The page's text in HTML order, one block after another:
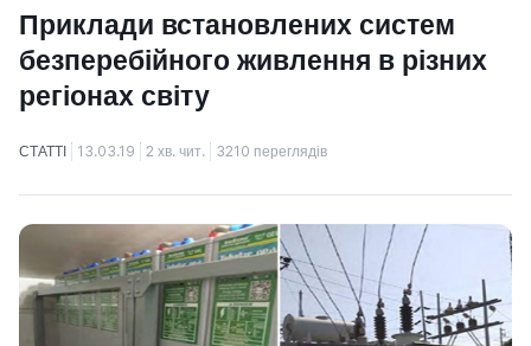
Приклади встановлених систем
безперебійного живлення в різних
регіонах світу
СТАТТІ 13.03.19 2 хв. чит. 3210 переглядів